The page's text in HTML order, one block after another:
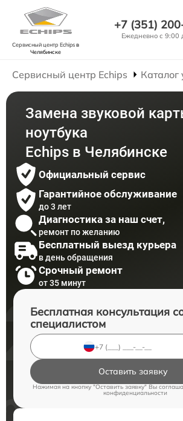
Сервисный центр Echipsв
Челябинске
+7 (351)
Ежедневно с 9:00
Сервисный центр Echips Каталог
Замена звуковой
ноутбука
Echips в Челябинске
Официальный сервис
Гарантийное обслуживание
до 3 лет
Диагностика за наш счет,
ремонт по желанию
Бесплатный выезд курьера
в день обращения
Срочный ремонт
от 35 минут
Бесплатная консультация
специалистом
Оставить заявку
Нажимая на кнопку "Оставить заявку" Вы
конфиденциальности